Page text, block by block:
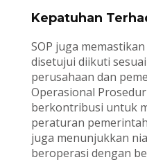
Kepatuhan
SOP juga
disetujui diikuti
perusahaan dan
Operasional
berkontribusi untuk
peraturan
juga menunjukkan
beroperasi dengan